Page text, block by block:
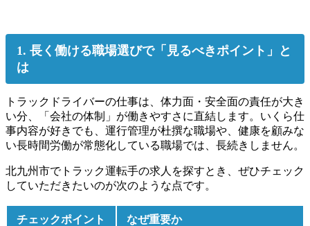
1. 長く働ける職場選びで「見るべきポイント」と
は
トラックドライバーの仕事は、体力面・安全面の責任が大き
い分、「会社の体制」が働きやすさに直結します。いくら仕
事内容が好きでも、運行管理が杜撰な職場や、健康を顧みな
い長時間労働が常態化している職場では、長続きしません。
北九州市でトラック運転手の求人を探すとき、ぜひチェック
していただきたいのが次のような点です。
チェックポイント なぜ重要か